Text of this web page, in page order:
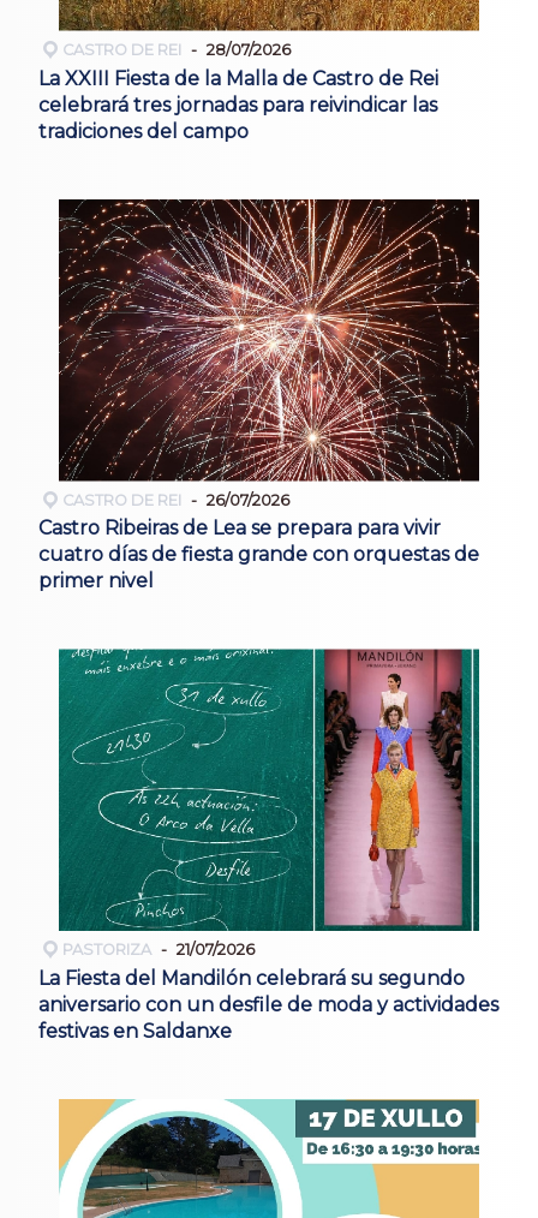
CASTRO DE REI 28/07/2026
La XXIII Fiesta de la Malla de Castro de Rei
celebrará tres jornadas para reivindicar las
tradiciones del campo
CASTRO DE REI 26/07/2026
Castro Ribeiras de Lea se prepara para vivir
cuatro días de fiesta grande con orquestas de
primer nivel
PASTORIZA 21/07/2026
La Fiesta del Mandilón celebrará su segundo
aniversario con un desfile de moda y actividades
festivas en Saldanxe